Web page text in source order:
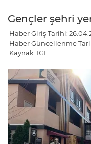
Gençler şehri
Haber Giriş Tarihi:
Haber Güncellenme
Kaynak: IGF